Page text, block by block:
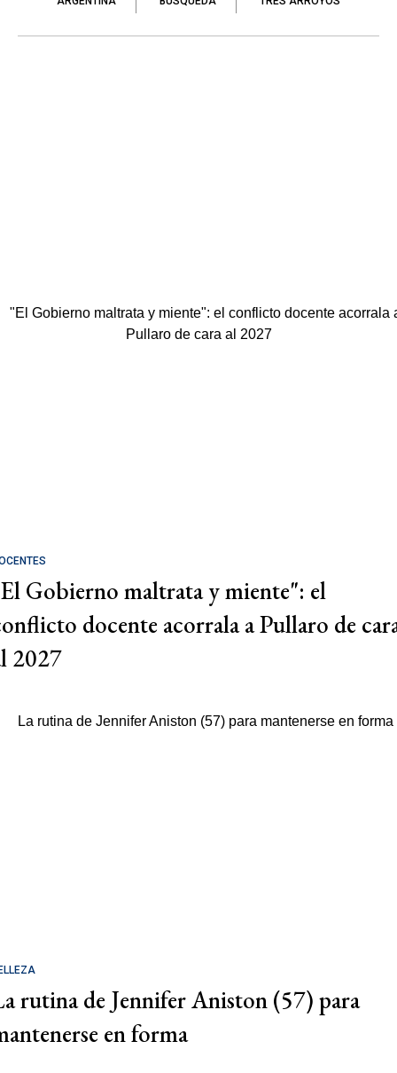
Gobierno maltrata y miente": el
docente acorrala a Pullaro de
2027
rutina de Jennifer Aniston (57) para
en forma